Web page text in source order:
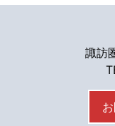
諏訪